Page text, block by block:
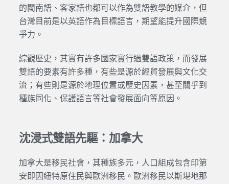
的閩南語、客家語也都可以作為雙語教學的媒介，但
台灣目前是以英語作為目標語言，期望能提升國際競
爭力。
綜觀歷史，其實有許多國家實行過雙語政策，而發展
雙語的要素有許多種，有些是源於經貿發展與文化交
流；有些則是源於地理位置或歷史因素，甚至關乎到
種族同化、保護語言等社會發展面向等原因。
沈浸式雙語先驅：加拿大
加拿大是移民社會，其種族多元，人口組成包含印第
安即因紐特原住民與歐洲移民。歐洲移民以斯堪地那